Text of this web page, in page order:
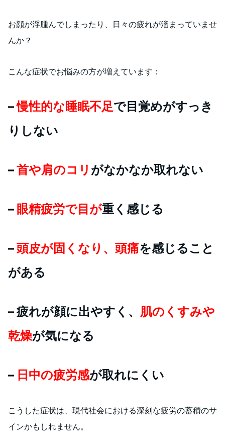
お顔が浮腫んでしまったり、日々の疲れが溜まっていませ
んか？
こんな症状でお悩みの方が増えています：
–慢性的な睡眠不足で目覚めがすっき
りしない
–首や肩のコリ がなかなか取れない
– 眼精疲労で目が重く感じる
–頭皮が固くなり、頭痛を感じること
がある
– 疲れが顔に出やすく、 肌のくすみや
乾燥が気になる
– 日中の疲労感が取れにくい
こうした症状は、現代社会における深刻な疲労の蓄積のサ
インかもしれません。